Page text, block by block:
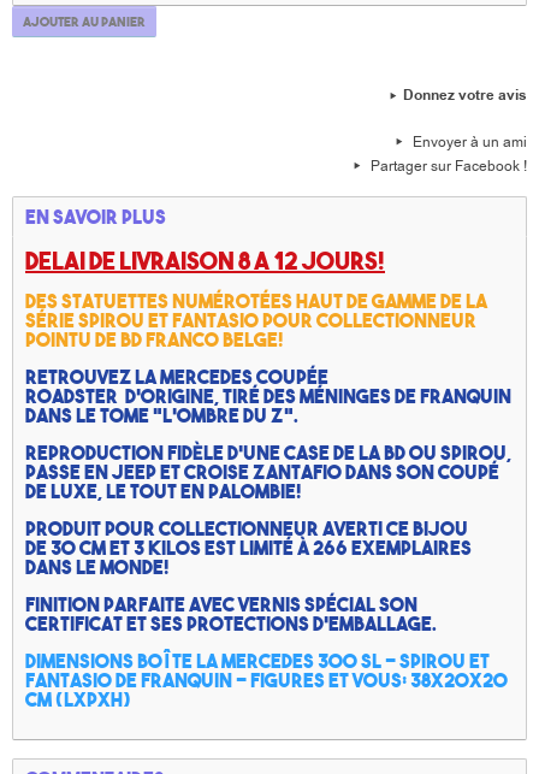
Ajouter au panier
Donnez votre avis
Envoyer à un ami
Partager sur Facebook !
En savoir plus
DELAI DE LIVRAISON 8 A 12 JOURS!
Desstatuettes numérotéeshaut de gamme de la
sérieSpirou et Fantasiopour collectionneur
pointu deBDfranco belge!
Retrouvez la Mercedes coupée
roadster d'origine, tiré des méninges deFranquin
dans le tome "L'ombre du Z".
Reproduction fidèle d'une case de laBDou Spirou,
passe en jeep et croise Zantafio dans son coupé
de luxe, le tout en Palombie!
Produit pourcollectionneuraverti ce bijou
de 30 cm et 3 kilos est limité à 266 exemplaires
dans le monde!
Finition parfaite avec vernis spécial son
certificat et ses protections d'emballage.
Dimensions boîte la Mercedes 300 SL- Spirou et
FantasiodeFranquin- Figures et vous:38x20x20
cm(LxPxH)